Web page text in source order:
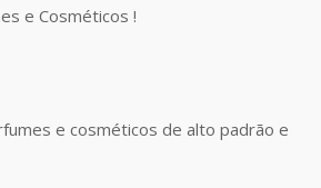
e Cosméticos !
e cosméticos de alto padrão e